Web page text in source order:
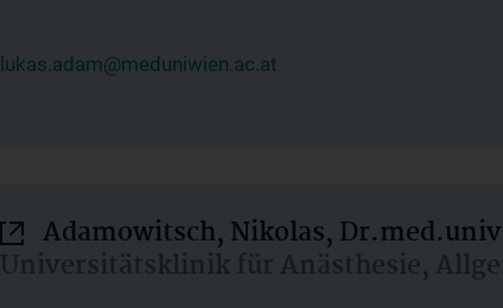
lukas.adam@meduniwien.ac.at
Adamowitsch, Nikolas,
Universitätsklinik für Anästhesie,